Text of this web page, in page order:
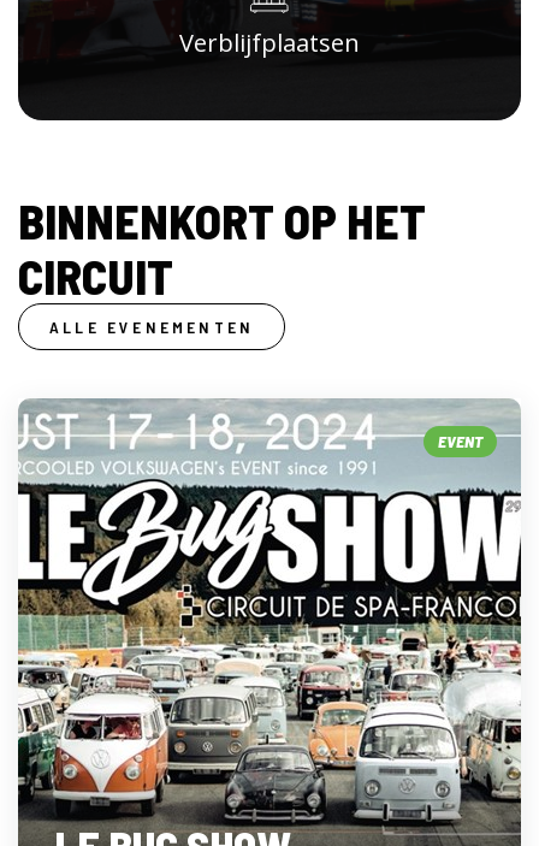
Verblijfplaatsen
BINNENKORT OP HET
CIRCUIT
ALLE EVENEMENTEN
EVENT